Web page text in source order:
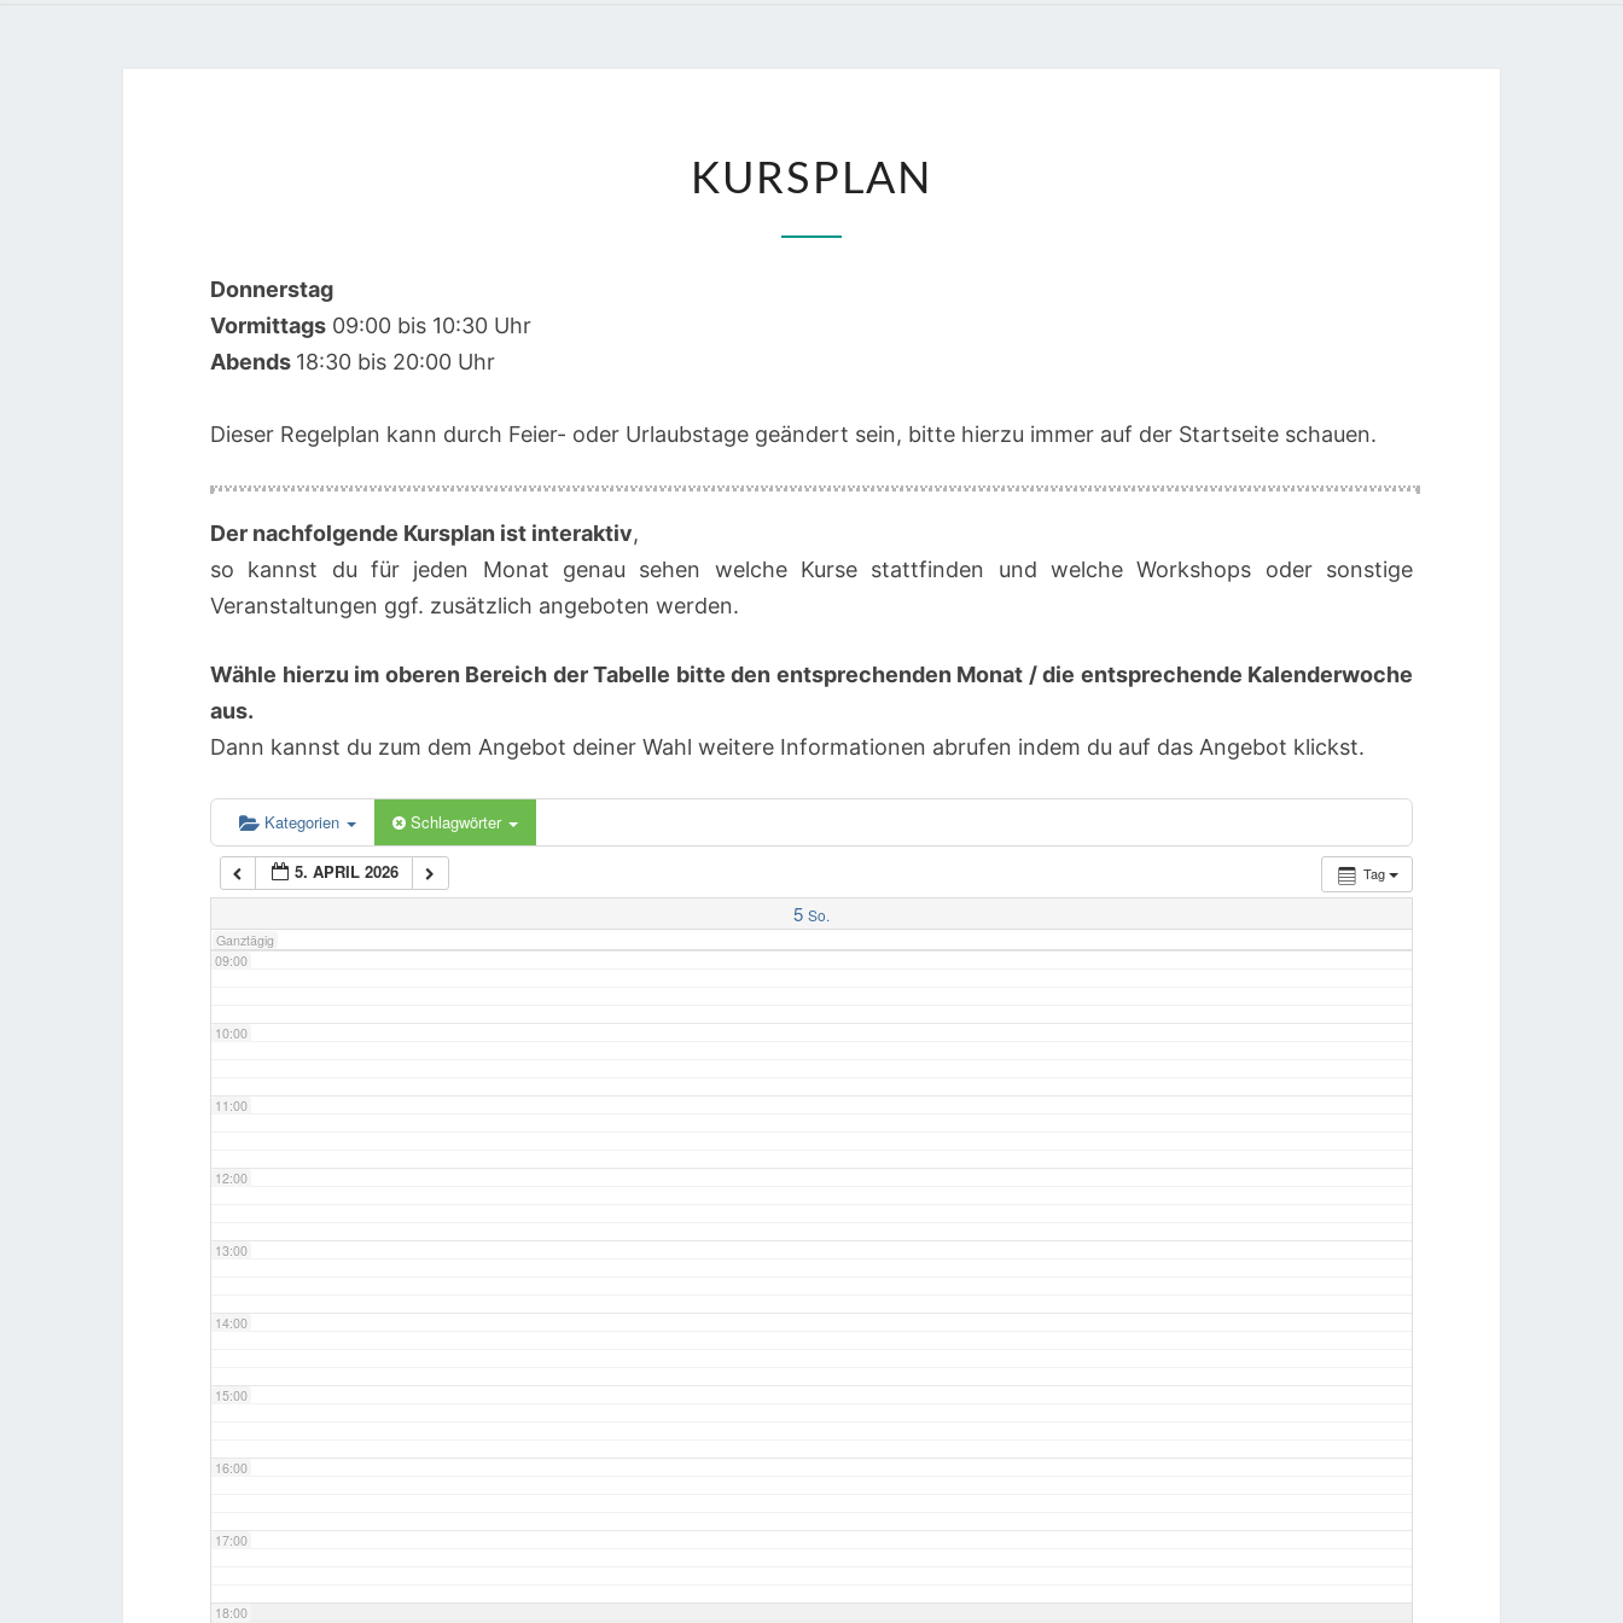
KURSPLAN
Donnerstag
Vormittags 09:00 bis 10:30 Uhr
Abends 18:30 bis 20:00 Uhr
Dieser Regelplan kann durch Feier- oder Urlaubstage geändert sein, bitte hierzu immer auf der Startseite schauen.
Der nachfolgende Kursplan ist interaktiv,
so kannst du für jeden Monat genau sehen welche Kurse stattfinden und welche Workshops oder sonstige
Veranstaltungen ggf. zusätzlich angeboten werden.
Wähle hierzu im oberen Bereich der Tabelle bitte den entsprechenden Monat / die entsprechende Kalenderwoche
aus.
Dann kannst du zum dem Angebot deiner Wahl weitere Informationen abrufen indem du auf das Angebot klickst.
Kategorien Schlagwörter
Tag
5. APRIL 2026
5 So.
Ganztägig
03:00
04:00
05:00
06:00
07:00
08:00
09:00
10:00
11:00
12:00
13:00
14:00
15:00
16:00
17:00
18:00